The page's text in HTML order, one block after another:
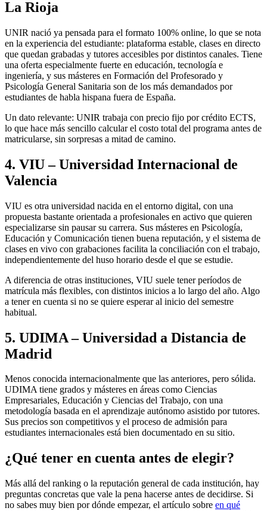
La Rioja
UNIR nació ya pensada para el formato 100% online, lo que se nota
en la experiencia del estudiante: plataforma estable, clases en directo
que quedan grabadas y tutores accesibles por distintos canales. Tiene
una oferta especialmente fuerte en educación, tecnología e
ingeniería, y sus másteres en Formación del Profesorado y
Psicología General Sanitaria son de los más demandados por
estudiantes de habla hispana fuera de España.
Un dato relevante: UNIR trabaja con precio fijo por crédito ECTS,
lo que hace más sencillo calcular el costo total del programa antes de
matricularse, sin sorpresas a mitad de camino.
4. VIU – Universidad Internacional de
Valencia
VIU es otra universidad nacida en el entorno digital, con una
propuesta bastante orientada a profesionales en activo que quieren
especializarse sin pausar su carrera. Sus másteres en Psicología,
Educación y Comunicación tienen buena reputación, y el sistema de
clases en vivo con grabaciones facilita la conciliación con el trabajo,
independientemente del huso horario desde el que se estudie.
A diferencia de otras instituciones, VIU suele tener períodos de
matrícula más flexibles, con distintos inicios a lo largo del año. Algo
a tener en cuenta si no se quiere esperar al inicio del semestre
habitual.
5. UDIMA – Universidad a Distancia de
Madrid
Menos conocida internacionalmente que las anteriores, pero sólida.
UDIMA tiene grados y másteres en áreas como Ciencias
Empresariales, Educación y Ciencias del Trabajo, con una
metodología basada en el aprendizaje autónomo asistido por tutores.
Sus precios son competitivos y el proceso de admisión para
estudiantes internacionales está bien documentado en su sitio.
¿Qué tener en cuenta antes de elegir?
Más allá del ranking o la reputación general de cada institución, hay
preguntas concretas que vale la pena hacerse antes de decidirse. Si
no sabes muy bien por dónde empezar, el artículo sobre en qué